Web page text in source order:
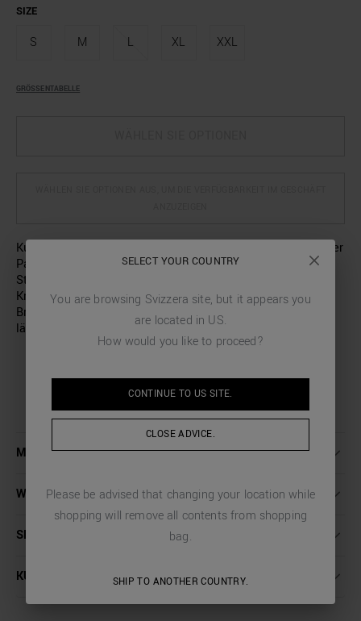
SIZE
S M L XL XXL
GRÖSSENTABELLE
Kurzärmeliges Poloshirt aus weicher Baumwolle mit legerer
Passform. Das Kleidungsstück von Antony Morato hat ein
Streifenmuster und einen klassischen Kragen mit zwei
Knöpfen. Kleines gesticktes Antony-Morato-Logo auf der
Brust. Perfekt zu kombinieren mit einer Jeans oder einer
lässigen Hose.
MEHR INFORMATIONEN
WASCHANLEITUNG
SENDUNGEN UND RÜCKSENDUNGEN
KUNDENDIENST
SELECT YOUR COUNTRY
You are browsing Svizzera site, but it appears you
are located in US.
How would you like to proceed?
CONTINUE TO US SITE.
CLOSE ADVICE.
Please be advised that changing your location while
shopping will remove all contents from shopping
bag.
SHIP TO ANOTHER COUNTRY.